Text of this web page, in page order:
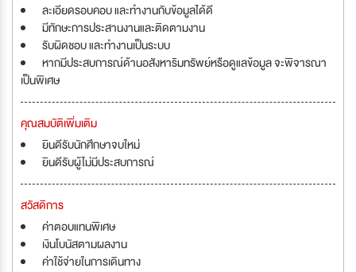
ละเอียดรอบคอบ และทำงานกับข้อมูลได้ดี
มีทักษะการประสานงานและติดตามงาน
รับผิดชอบ และทำงานเป็นระบบ
หากมีประสบการณ์ด้านอสังหาริมทรัพย์หรือดูแลข้อมูล จะพิจารณา
เป็นพิเศษ
คุณสมบัติเพิ่มเติม
ยินดีรับนักศึกษาจบใหม่
ยินดีรับผู้ไม่มีประสบการณ์
สวัสดิการ
ค่าตอบแทนพิเศษ
เงินโบนัสตามผลงาน
ค่าใช้จ่ายในการเดินทาง